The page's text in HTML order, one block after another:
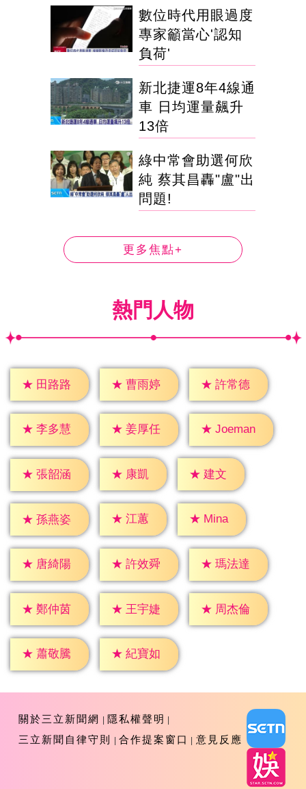
數位時代用眼過度
專家籲當心'認知
負荷'
新北捷運8年4線通
車 日均運量飆升
13倍
綠中常會助選何欣
純 蔡其昌轟"盧"出
問題!
更多焦點+
熱門人物
★ 田路路 ★ 曹雨婷 ★ 許常德
★ 李多慧 ★ 姜厚任 ★ Joeman
★ 張韶涵 ★ 康凱 ★ 建文
★ 孫燕姿 ★ 江蕙 ★ Mina
★ 唐綺陽 ★ 許效舜 ★ 瑪法達
★ 鄭仲茵 ★ 王宇婕 ★ 周杰倫
★ 蕭敬騰 ★ 紀寶如
關於三立新聞網
隱私權聲明
三立新聞自律守則
合作提案窗口 意見反應